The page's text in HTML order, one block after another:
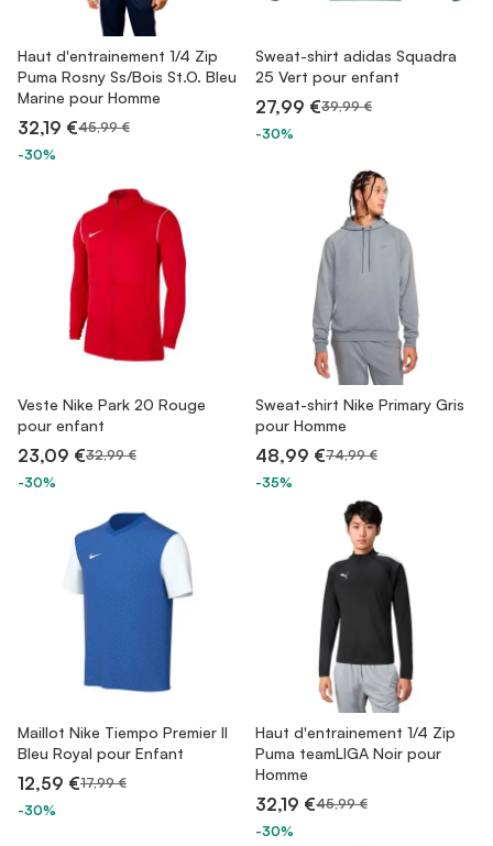
Haut d'entrainement 1/4 Zip
Puma Rosny Ss/Bois St.O. Bleu
Marine pour Homme
32,19 €45,99 €
-30%
Sweat-shirt adidas Squadra
25 Vert pour enfant
27,99 €39,99 €
-30%
Veste Nike Park 20 Rouge
pour enfant
23,09 €32,99 €
-30%
Sweat-shirt Nike Primary Gris
pour Homme
48,99 €74,99 €
-35%
Maillot Nike Tiempo Premier II
Bleu Royal pour Enfant
12,59 €17,99 €
-30%
Haut d'entrainement 1/4 Zip
Puma teamLIGA Noir pour
Homme
32,19 €45,99 €
-30%